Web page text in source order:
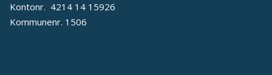
Kontonr. 4214 14 15926
Kommunenr. 1506